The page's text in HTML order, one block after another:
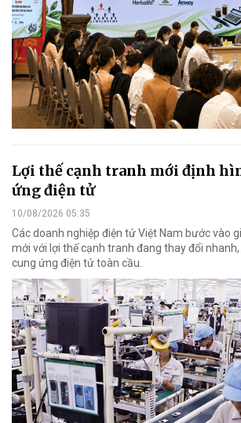
Lợi thế cạnh tranh mới định
ứng điện tử
10/08/2026 05:35
Các doanh nghiệp điện tử Việt Nam bước vào
mới với lợi thế cạnh tranh đang thay đổi
cung ứng điện tử toàn cầu.